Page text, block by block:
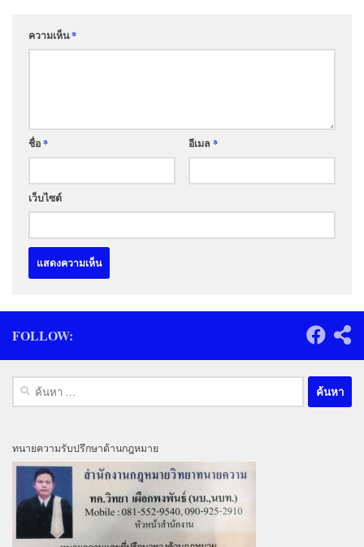
ความเห็น*
ชื่อ* อีเมล *
เว็บไซต์
FOLLOW:
ค้นหา
สำหรับ:
ทนายความรับปรึกษาด้านกฎหมาย